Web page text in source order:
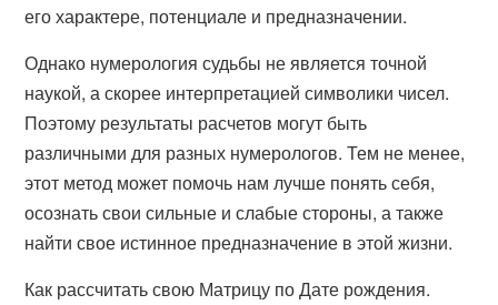
его характере, потенциале и предназначении.
Однако нумерология судьбы не является точной
наукой, а скорее интерпретацией символики чисел.
Поэтому результаты расчетов могут быть
различными для разных нумерологов. Тем не менее,
этот метод может помочь нам лучше понять себя,
осознать свои сильные и слабые стороны, а также
найти свое истинное предназначение в этой жизни.
Как рассчитать свою Матрицу по Дате рождения.